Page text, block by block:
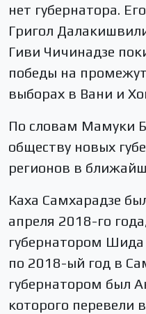
нет губернатора.
Григол
Гиви Чичинадзе
победы на
выборах в Вани и
По словам Мамуки
обществу новых
регионов в
Каха Самхарадзе
апреля 2018-го
губернатором Шида
по 2018-ый год в
губернатором был
которого перевели